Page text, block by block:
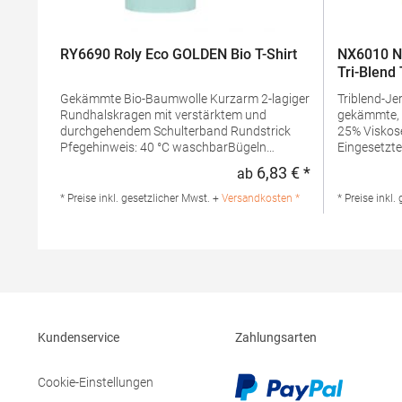
RY6690 Roly Eco GOLDEN Bio T-Shirt
Gekämmte Bio-Baumwolle Kurzarm 2-lagiger
Rundhalskragen mit verstärktem und
durchgehendem Schulterband Rundstrick
Pfegehinweis: 40 °C waschbarBügeln
g/m²)Materialzusammensetzung: 100%
Baumwolle (Heather Grey: 85% Baumwolle /
Regulärer Preis:
ab 6,83 € *
* Preise inkl. gesetzlicher Mwst. + Versandkosten *
NX6010
Tri-Blend
Triblend-Jersey 50%
25% Viskose
g/
Polyester /
* Preise inkl.
Kundenservice
Cookie-Einstellungen
Zahlungsarten